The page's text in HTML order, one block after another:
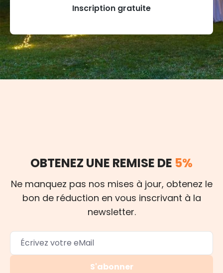
Inscription gratuite
OBTENEZ UNE REMISE DE 5%
Ne manquez pas nos mises à jour, obtenez le
bon de réduction en vous inscrivant à la
newsletter.
S'abonner